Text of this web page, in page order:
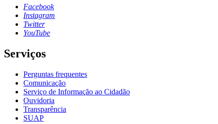
Facebook
Instagram
Twitter
YouTube
Serviços
Perguntas frequentes
Comunicação
Serviço de Informação ao Cidadão
Ouvidoria
Transparência
SUAP